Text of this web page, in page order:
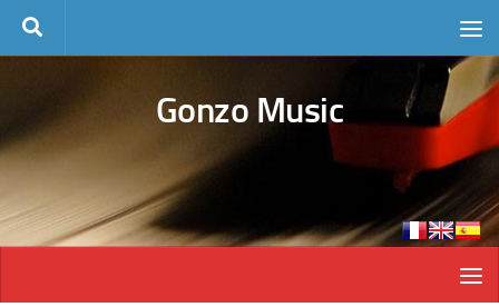
Skip to content
Gonzo Music